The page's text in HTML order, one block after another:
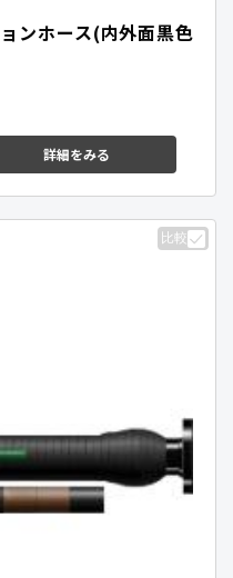
ンホース(内外面黒色
詳細をみる
比較